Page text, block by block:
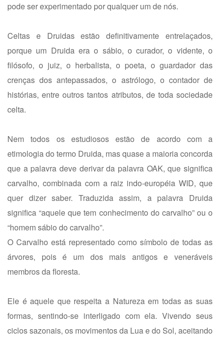
pode ser experimentado por qualquer um de nós.
Celtas e Druidas estão definitivamente entrelaçados,
porque um Druida era o sábio, o curador, o vidente, o
filósofo, o juiz, o herbalista, o poeta, o guardador das
crenças dos antepassados, o astrólogo, o contador de
histórias, entre outros tantos atributos, de toda sociedade
celta.
Nem todos os estudiosos estão de acordo com a
etimologia do termo Druida, mas quase a maioria concorda
que a palavra deve derivar da palavra OAK, que significa
carvalho, combinada com a raiz indo-européia WID, que
quer dizer saber. Traduzida assim, a palavra Druida
significa “aquele que tem conhecimento do carvalho” ou o
“homem sábio do carvalho”.
O Carvalho está representado como símbolo de todas as
árvores, pois é um dos mais antigos e veneráveis
membros da floresta.
Ele é aquele que respeita a Natureza em todas as suas
formas, sentindo-se interligado com ela. Vivendo seus
ciclos sazonais, os movimentos da Lua e do Sol, aceitando